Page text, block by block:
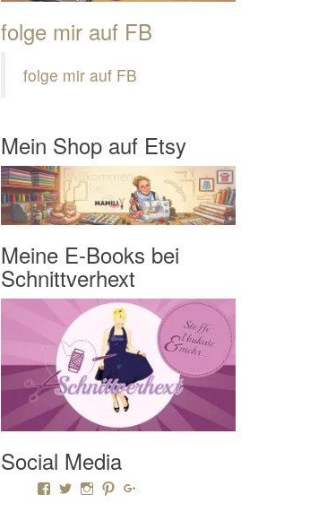
folge mir auf FB
folge mir auf FB
Mein Shop auf Etsy
Meine E-Books bei
Schnittverhext
Social Media
Profil von Mamili1910 auf Facebook anzeigen
Profil von Mamili1910 auf Twitter anzeigen
Profil von Mamili1910 auf Instagram
Profil von Mamili1910 auf Pinterest